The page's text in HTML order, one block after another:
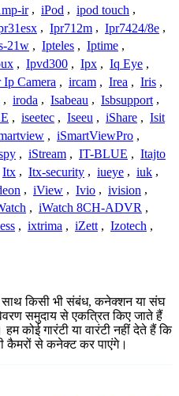
ir , iPod , ipod touch ,
, Ipr712m , Ipr7424/8e ,
21w , Ipteles , Iptime ,
, Ipvd300 , Ipx , Iq Eye ,
Camera , ircam , Irea , Iris ,
, iroda , Isabeau , Isbsupport ,
, iseetec , Iseeu , iShare , Isit
, iSmartViewPro ,
, iStream , IT-BLUE , Itajto
Itx , Itx-security , iueye , iuk ,
, iView , Ivio , ivision ,
, iWatch 8CH-ADVR ,
, ixtrima , iZett , Izotech ,
साथ किसी भी संबंध, कनेक्शन या संघ
समुदाय से एकत्रित किए जाते हैं
कोई गारंटी या वारंटी नहीं देते हैं कि
कैमरों से कनेक्ट कर पाएंगे।